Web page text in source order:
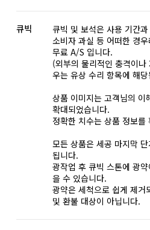
큐빅
큐빅 및 보석은 사용 기간
소비자 과실 등 어떠한 경
무료 A/S 입니다.
(외부의 물리적인 충격이
우는 유상 수리 항목에 해
상품 이미지는 고객님의 이
확대되었습니다.
정확한 치수는 상품 정보를
모든 상품은 세공 마지막
됩니다.
광작업 후 큐빅 스톤에 광
을 수 있습니다.
광약은 세척으로 쉽게 제
및 환불 대상이 아닙니다.